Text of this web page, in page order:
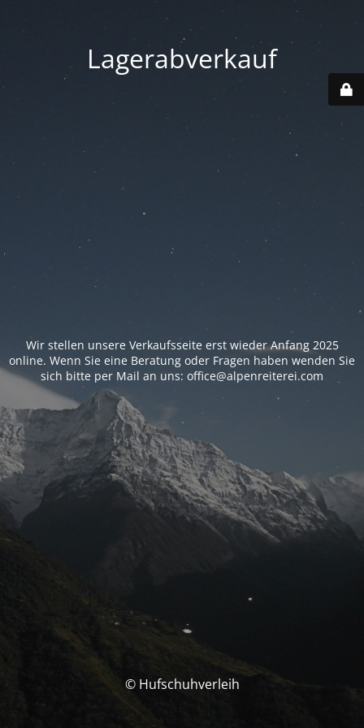
Lagerabverkauf
Wir stellen unsere Verkaufsseite erst wieder Anfang 2025
online. Wenn Sie eine Beratung oder Fragen haben wenden Sie
sich bitte per Mail an uns: office@alpenreiterei.com
© Hufschuhverleih